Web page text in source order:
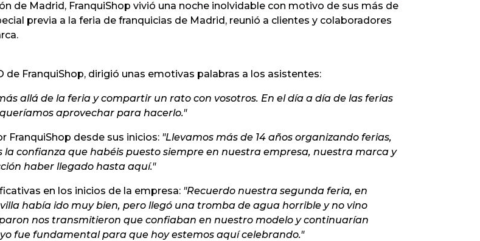
de Madrid, FranquiShop vivió una noche inolvidable con motivo de sus más de
previa a la feria de franquicias de Madrid, reunió a clientes y colaboradores
de FranquiShop, dirigió unas emotivas palabras a los asistentes:
allá de la feria y compartir un rato con vosotros. En el día a día de las ferias
aprovechar para hacerlo."
FranquiShop desde sus inicios: "Llevamos más de 14 años organizando ferias,
confianza que habéis puesto siempre en nuestra empresa, nuestra marca y
haber llegado hasta aquí."
en los inicios de la empresa: "Recuerdo nuestra segunda feria, en
había ido muy bien, pero llegó una tromba de agua horrible y no vino
nos transmitieron que confiaban en nuestro modelo y continuarían
fue fundamental para que hoy estemos aquí celebrando."